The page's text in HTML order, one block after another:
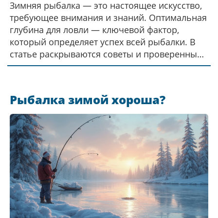
Зимняя рыбалка — это настоящее искусство,
требующее внимания и знаний. Оптимальная
глубина для ловли — ключевой фактор,
который определяет успех всей рыбалки. В
статье раскрываются советы и проверенные
стратегии, которые помогут рыболовам
климатические условия и особенности
поведения рыб зимой. Избавьтесь от догадок
и научитесь определять идеальные условия
для зимней ловли.
Рыбалка зимой хороша?